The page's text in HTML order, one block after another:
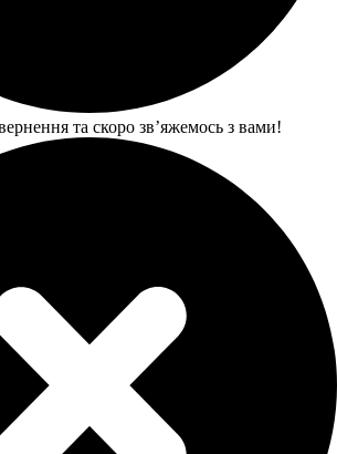
та скоро звʼяжемось з вами!